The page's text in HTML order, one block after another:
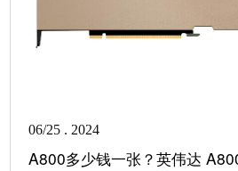
06/25 . 2024
A800多少钱一张？英伟达